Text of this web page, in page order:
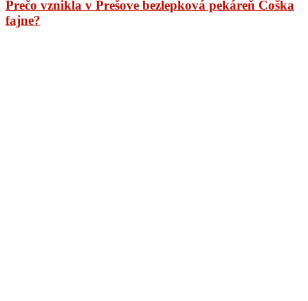
Prečo vznikla v Prešove bezlepková pekáreň Coška
fajne?